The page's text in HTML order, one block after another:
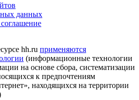
данных
hh.ru применяются
(информационные технологии
на основе сбора, систематизации
к предпочтениям
находящихся на территории